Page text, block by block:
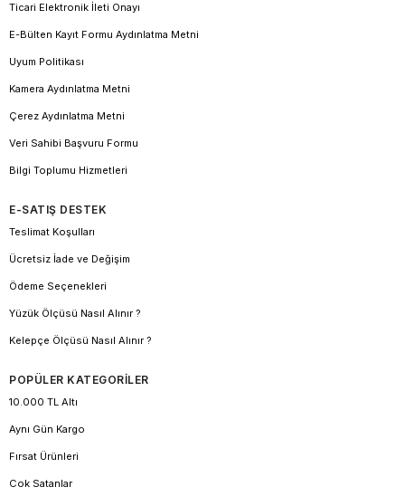
Ticari Elektronik İleti Onayı
E-Bülten Kayıt Formu Aydınlatma Metni
Uyum Politikası
Kamera Aydınlatma Metni
Çerez Aydınlatma Metni
Veri Sahibi Başvuru Formu
Bilgi Toplumu Hizmetleri
E-SATIŞ DESTEK
Teslimat Koşulları
Ücretsiz İade ve Değişim
Ödeme Seçenekleri
Yüzük Ölçüsü Nasıl Alınır ?
Kelepçe Ölçüsü Nasıl Alınır ?
POPÜLER KATEGORİLER
10.000 TL Altı
Aynı Gün Kargo
Fırsat Ürünleri
Çok Satanlar